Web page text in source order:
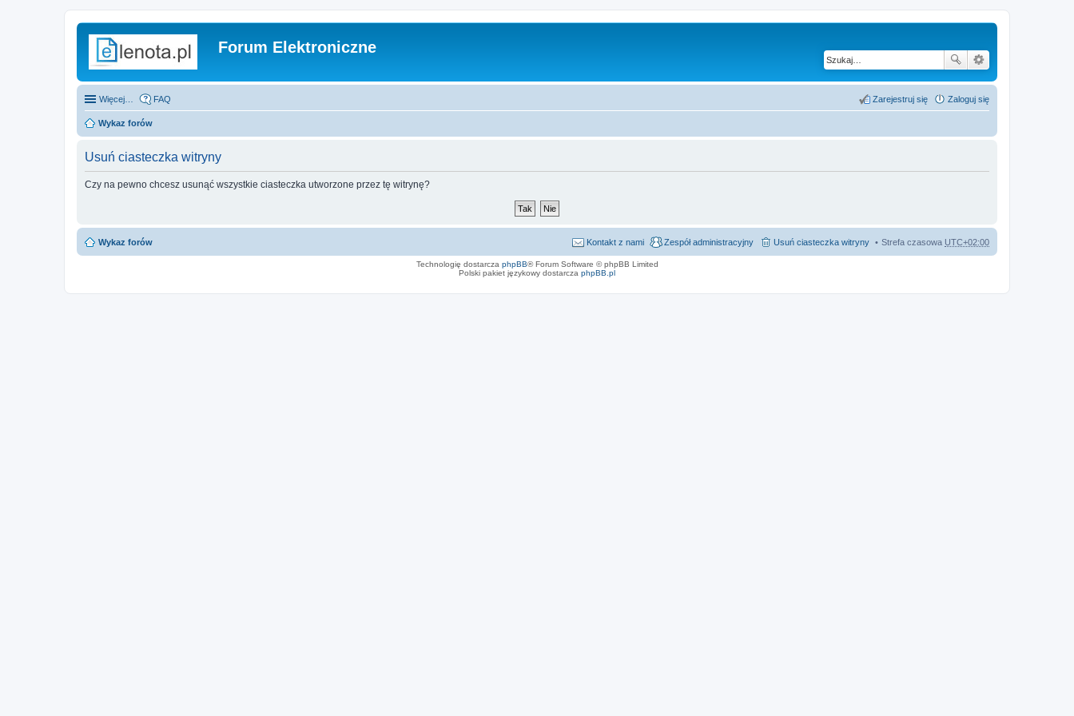
Forum Elektroniczne
Więcej… FAQ Zaloguj się
Zarejestruj się
Wykaz forów
Usuń ciasteczka witryny
Czy na pewno chcesz usunąć wszystkie ciasteczka utworzone przez tę witrynę?
Wykaz forów Strefa czasowa UTC+02:00
Usuń ciasteczka witryny
Zespół administracyjny
Kontakt z nami
Technologię dostarcza phpBB® Forum Software © phpBB Limited
Polski pakiet językowy dostarcza phpBB.pl